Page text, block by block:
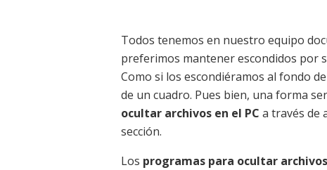
Todos tenemos en nuestro equipo
preferimos mantener escondidos por
Como si los escondiéramos al fondo
de un cuadro. Pues bien, una forma
ocultar archivos en el PC a través de
sección.
Los programas para ocultar archivos